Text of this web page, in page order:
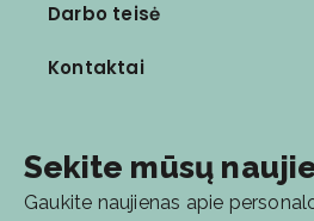
Darbo teisė
Kontaktai
Sekite mūsų
Gaukite naujienas apie